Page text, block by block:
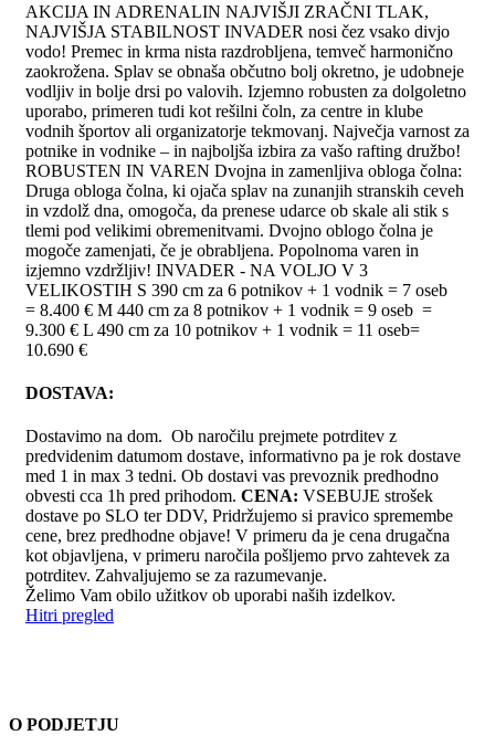
AKCIJA IN ADRENALIN NAJVIŠJI ZRAČNI TLAK,
NAJVIŠJA STABILNOST INVADER nosi čez vsako divjo
vodo! Premec in krma nista razdrobljena, temveč harmonično
zaokrožena. Splav se obnaša občutno bolj okretno, je udobneje
vodljiv in bolje drsi po valovih. Izjemno robusten za dolgoletno
uporabo, primeren tudi kot rešilni čoln, za centre in klube
vodnih športov ali organizatorje tekmovanj. Največja varnost za
potnike in vodnike – in najboljša izbira za vašo rafting družbo!
ROBUSTEN IN VAREN Dvojna in zamenljiva obloga čolna:
Druga obloga čolna, ki ojača splav na zunanjih stranskih ceveh
in vzdolž dna, omogoča, da prenese udarce ob skale ali stik s
tlemi pod velikimi obremenitvami. Dvojno oblogo čolna je
mogoče zamenjati, če je obrabljena. Popolnoma varen in
izjemno vzdržljiv! INVADER - NA VOLJO V 3
VELIKOSTIH S 390 cm za 6 potnikov + 1 vodnik = 7 oseb
= 8.400 € M 440 cm za 8 potnikov + 1 vodnik = 9 oseb =
9.300 € L 490 cm za 10 potnikov + 1 vodnik = 11 oseb=
10.690 €
DOSTAVA:
Dostavimo na dom. Ob naročilu prejmete potrditev z
predvidenim datumom dostave, informativno pa je rok dostave
med 1 in max 3 tedni. Ob dostavi vas prevoznik predhodno
obvesti cca 1h pred prihodom. CENA: VSEBUJE strošek
dostave po SLO ter DDV, Pridržujemo si pravico spremembe
cene, brez predhodne objave! V primeru da je cena drugačna
kot objavljena, v primeru naročila pošljemo prvo zahtevek za
potrditev. Zahvaljujemo se za razumevanje.
Želimo Vam obilo užitkov ob uporabi naših izdelkov.
Hitri pregled
O PODJETJU